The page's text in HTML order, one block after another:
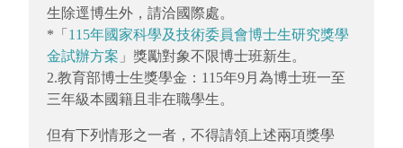
生除逕博生外，請洽國際處。
*「 115年國家科學及技術委員會博士生研究獎學
金試辦方案 」獎勵對象不限博士班新生。
2.教育部博士生獎學金：115年9月為博士班一至
三年級本國籍且非在職學生。
但有下列情形之一者，不得請領上述兩項獎學